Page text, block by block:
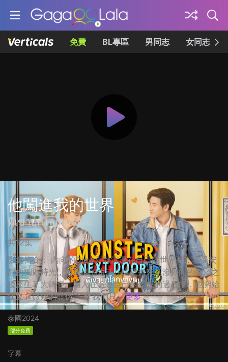
免費 BL專區 男同志 女同志
他闖進我的世界
พี่เขาบุกโลกของผม
共12集
影集簡介： 內向的Diew喜歡沉浸在自己的世界裡，享受安
靜的獨處時光，但這樣的生活在隔壁搬來活潑外向的God之
後產生了大轉變。兩人在追逐自己的夢想的過程中，也開始
建立起微妙的關係。 ☆我們只... 更多
泰國2024
部分免費
字幕